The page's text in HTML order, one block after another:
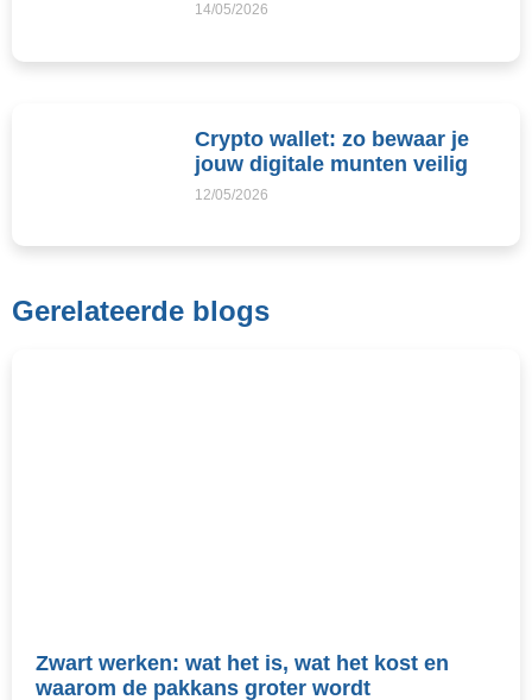
14/05/2026
Crypto wallet: zo bewaar je
jouw digitale munten veilig
12/05/2026
Gerelateerde blogs
Zwart werken: wat het is, wat het kost en
waarom de pakkans groter wordt